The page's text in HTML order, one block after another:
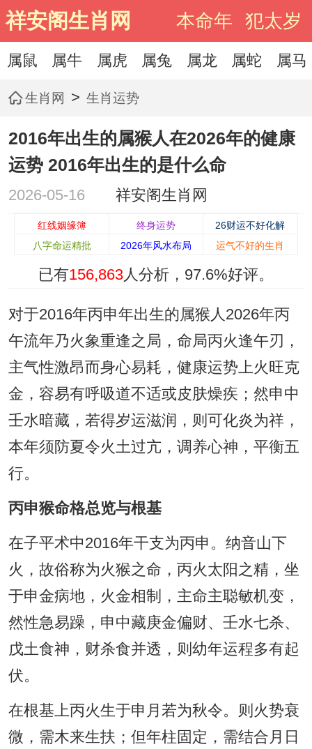
祥安阁生肖网 本命年 犯太岁
属鼠 属牛 属虎 属兔 属龙 属蛇 属马
生肖网 > 生肖运势
2016年出生的属猴人在2026年的健康
运势 2016年出生的是什么命
2026-05-16 祥安阁生肖网
红线姻缘簿 终身运势
26财运不好化解
八字命运精批
2026年风水布局 运气不好的生肖
已有156,863人分析， 97.6%好评。
对于2016年丙申年出生的属猴人2026年丙
午流年乃火象重逢之局，命局丙火逢午刃，
主气性激昂而身心易耗，健康运势上火旺克
金，容易有呼吸道不适或皮肤燥疾；然申中
壬水暗藏，若得岁运滋润，则可化炎为祥，
本年须防夏令火土过亢，调养心神，平衡五
行。
丙申猴命格总览与根基
在子平术中2016年干支为丙申。纳音山下
火，故俗称为火猴之命，丙火太阳之精，坐
于申金病地，火金相制，主命主聪敏机变，
然性急易躁，申中藏庚金偏财、壬水七杀、
戊土食神，财杀食并透，则幼年运程多有起
伏。
在根基上丙火生于申月若为秋令。则火势衰
微，需木来生扶；但年柱固定，需结合月日